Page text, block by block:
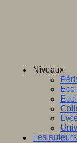
Niveaux
Les auteurs